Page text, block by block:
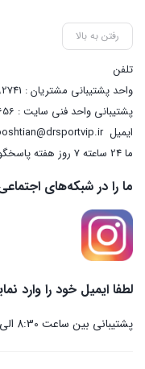
رفتن به بالا
تلفن
پشتیبانی واحد فنی سایت : 09058048656
ایمیل
ما 24 ساعته 7 روز هفته پاسخگوی شما هستیم.
ما را در شبکه‌های
لطفا ایمیل خود را وارد
پشتیبانی بین ساعت 8:30 الی 16